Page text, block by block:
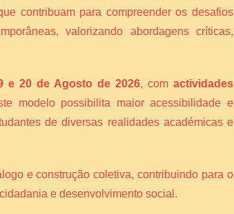
contribuam para compreender os desafios
valorizando abordagens críticas,
e 20 de Agosto de 2026, comactividades
modelo possibilita maior acessibilidade e
de diversas realidades académicas e
e construção coletiva, contribuindo para o
e desenvolvimento social.